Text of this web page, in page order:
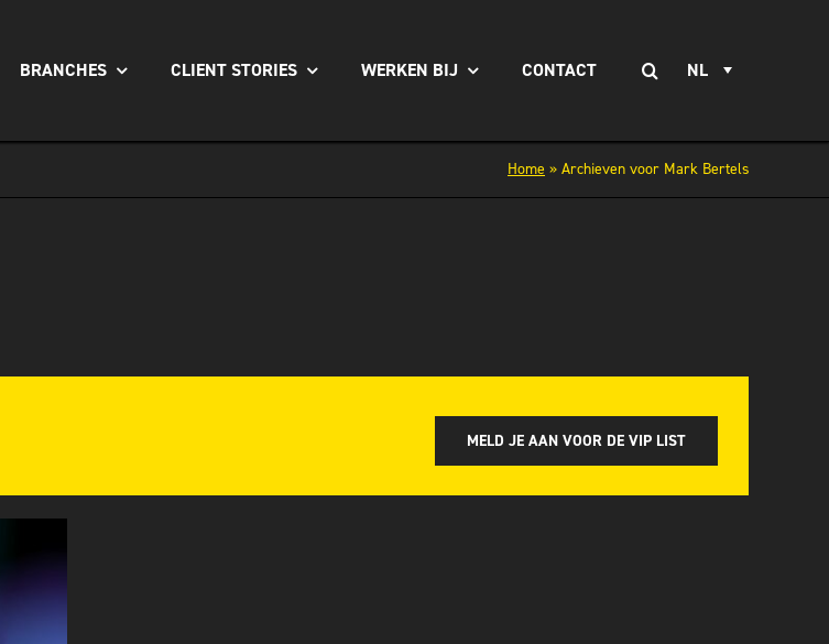
Zoeken
NL
BRANCHES CLIENT STORIES WERKEN BIJ CONTACT
Home » Archieven voor Mark Bertels
MELD JE AAN VOOR DE VIP LIST